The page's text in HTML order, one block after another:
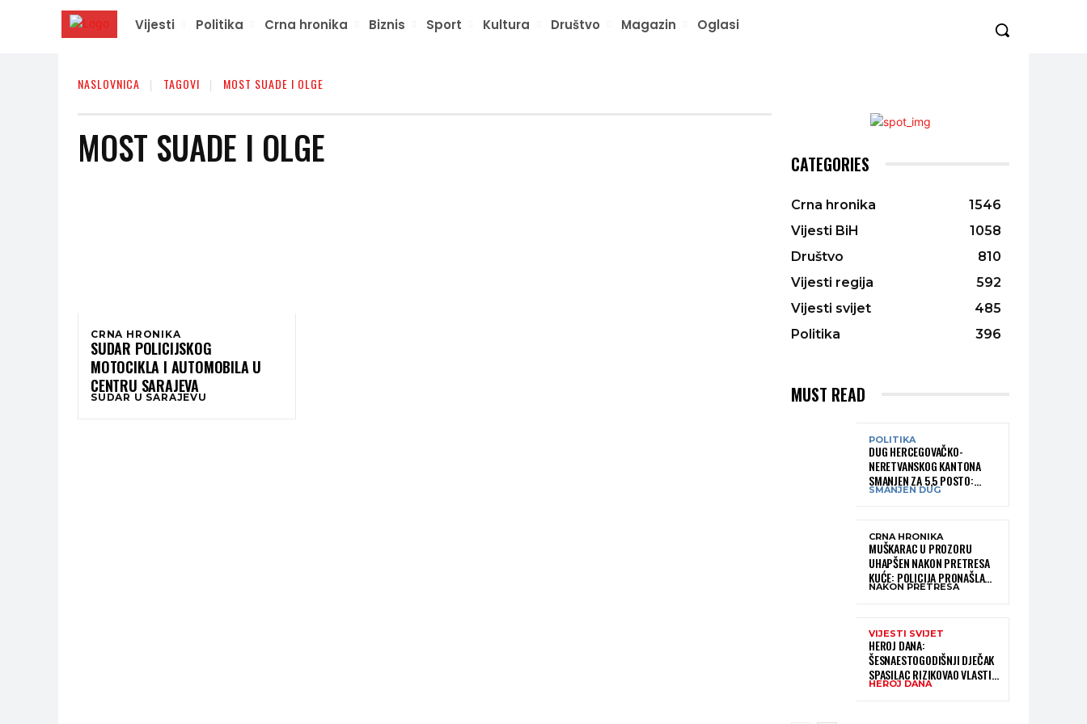
Vijesti Politika Crna hronika Biznis Sport Kultura Društvo Magazin Oglasi
NASLOVNICA TAGOVI MOST SUADE I OLGE
MOST SUADE I OLGE
CRNA HRONIKA
SUDAR POLICIJSKOG
MOTOCIKLA I AUTOMOBILA U
CENTRU SARAJEVA
SUDAR U SARAJEVU
CATEGORIES
Crna hronika
1546
Vijesti BiH
1058
Društvo
810
Vijesti regija
592
Vijesti svijet
485
Politika
396
MUST READ
POLITIKA
DUG HERCEGOVAČKO-
NERETVANSKOG KANTONA
SMANJEN ZA 5,5 POSTO:
OBJAVLJENI NAJNOVIJI PODACI
SMANJEN DUG
CRNA HRONIKA
MUŠKARAC U PROZORU
UHAPŠEN NAKON PRETRESA
KUĆE: POLICIJA PRONAŠLA
MATERIJU KOJA ASOCIRA NA
NAKON PRETRESA
VIJESTI SVIJET
HEROJ DANA:
ŠESNAESTOGODIŠNJI DJEČAK
SPASILAC RIZIKOVAO VLASTITI
ŽIVOT I IZ OGROMNIH VALOVA
HEROJ DANA